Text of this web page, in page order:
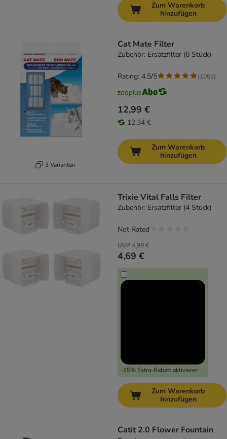
Zum Warenkorb
hinzufügen
3 Varianten
Cat Mate Filter
Zubehör: Ersatzfilter (6 Stück)
12,99 €
12,34 €
Rating: 4.5/5 (1051)
Zum Warenkorb
hinzufügen
Trixie Vital Falls Filter
Zubehör: Ersatzfilter (4 Stück)
UVP 4,99 €
4,69 €
-15% Extra-Rabatt aktivieren
Not Rated
Zum Warenkorb
hinzufügen
Catit 2.0 Flower Fountain